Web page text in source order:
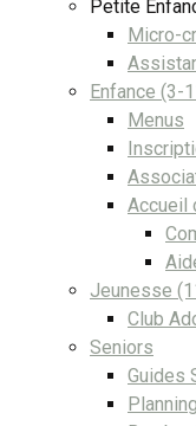
Petite
Micro-
Enfance (3-
Menus
Accueil
Jeunesse
Club
Seniors
Guides